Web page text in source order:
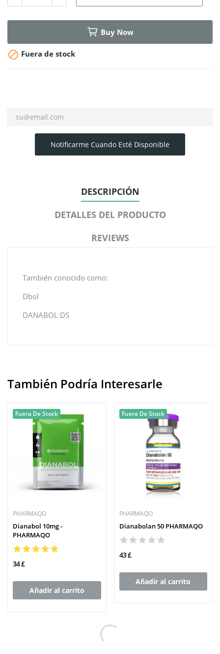
Buy Now
 Fuera de stock
Notificarme Cuando Esté Disponible
DESCRIPCIÓN
DETALLES DEL PRODUCTO
REVIEWS
También conocido como:
Dbol
DANABOL DS
También Podría Interesarle
Fuera De Stock
PHARMAQO
Dianabol 10mg -
PHARMAQO
34 £
Añadir al carrito
Fuera De Stock
PHARMAQO
Dianabolan 50 PHARMAQO
43 £
Añadir al carrito